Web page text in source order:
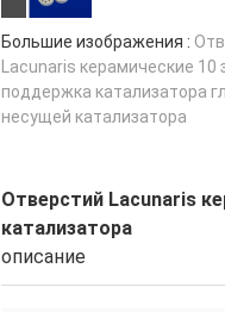
Большие изображения :
Lacunaris керамические 10
поддержка катализатора
несущей катализатора
Отверстий Lacunaris
катализатора
описание